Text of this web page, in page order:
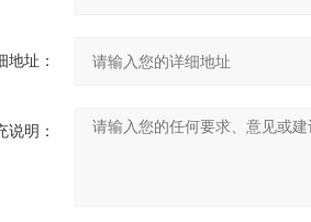
地址：
说明：